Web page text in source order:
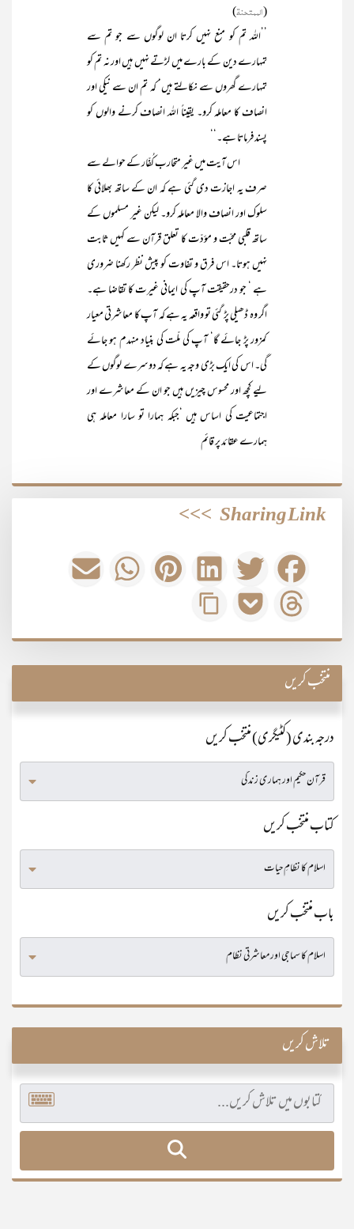
(الممتحنۃ)
’’اللہ تم کو منع نہیں کرتا ان لوگوں سے جو تم سے
تمہارے دین کے بارے میں لڑتے نہیں ہیں اور نہ تم کو
تمہارے گھروں سے نکالتے ہیں‘ کہ تم ان سے نیکی اور
انصاف کا معاملہ کرو۔ یقیناً اللہ انصاف کرنے والوں کو
پسند فرماتا ہے۔‘‘
اس آیت میں غیر متحارب کُفّار کے حوالے سے
صرف یہ اجازت دی گئی ہے کہ ان کے ساتھ بھلائی کا
سلوک اور انصاف والا معاملہ کرو۔ لیکن غیر مسلموں کے
ساتھ قلبی محبّت و مؤدّت کا تعلق قرآن سے کہیں ثابت
نہیں ہوتا۔ اس فرق و تفاوت کو پیش نظر رکھنا ضروری
ہے ‘ جو درحقیقت آپ کی ایمانی غیرت کا تقاضا ہے۔
اگر وہ ڈھیلی پڑ گئی تو واقعہ یہ ہے کہ آپ کا معاشرتی معیار
کمزور پڑ جائے گا‘ آپ کی ملّت کی بنیاد منہدم ہو جائے
گی۔ اس کی ایک بڑی وجہ یہ ہے کہ دوسرے لوگوں کے
لیے کچھ اور محسوس چیزیں ہیں جو ان کے معاشرے اور
اجتماعیت کی اساس ہیں ‘جبکہ ہمارا تو سارا معاملہ ہی
ہمارے عقائد پر قائم
Sharing Link
>>>
منتخب کریں
درجہ بندی (کٹیگری) منتخب کریں
کتاب منتخب کریں
باب منتخب کریں
تلاش کریں